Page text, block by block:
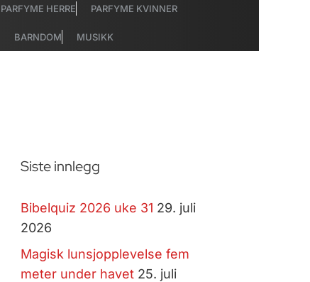
PARFYME HERRE PARFYME KVINNER
BARNDOM MUSIKK
Siste innlegg
Bibelquiz 2026 uke 31 29. juli
2026
Magisk lunsjopplevelse fem
meter under havet 25. juli